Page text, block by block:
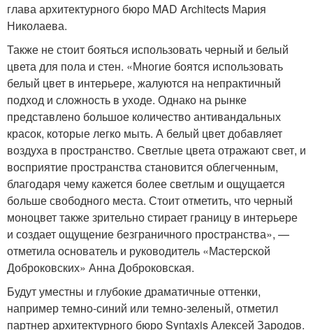
глава архитектурного бюро MAD Architects Мария
Николаева.
Также не стоит бояться использовать черный и белый
цвета для пола и стен. «Многие боятся использовать
белый цвет в интерьере, жалуются на непрактичный
подход и сложность в уходе. Однако на рынке
представлено большое количество антивандальных
красок, которые легко мыть. А белый цвет добавляет
воздуха в пространство. Светлые цвета отражают свет, и
восприятие пространства становится облегченным,
благодаря чему кажется более светлым и ощущается
больше свободного места. Стоит отметить, что черный
моноцвет также зрительно стирает границу в интерьере
и создает ощущение безграничного пространства», —
отметила основатель и руководитель «Мастерской
Доброковских» Анна Доброковская.
Будут уместны и глубокие драматичные оттенки,
например темно-синий или темно-зеленый, отметил
партнер архитектурного бюро Syntaxis Алексей Зародов.